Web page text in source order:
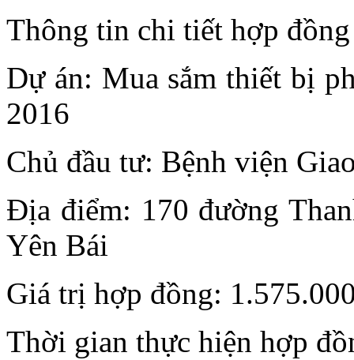
Thông tin chi tiết hợp
Dự án: Mua sắm thiết bị
2016
Chủ đầu tư: Bệnh viện
Địa điểm: 170 đường
Yên Bái
Giá trị hợp đồng:
Thời gian thực hiện hợp